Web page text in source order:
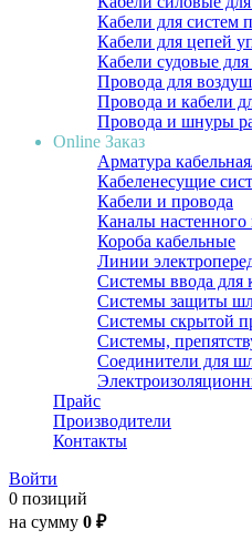
Кабели для систем
Кабели для цепей
Кабели судовые
Провода для
Провода и кабели
Провода и шнуры
Online Заказ
Арматура
Кабеленесущие
Кабели и провода
Каналы
Короба кабельные
Линии
Системы ввода для
Системы защиты
Системы скрытой
Системы,
Соединители для
Прайс
Производители
Контакты
Войти
0 позиций
на сумму 0 ₽